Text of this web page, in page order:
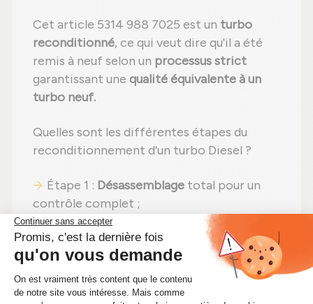
Cet article 5314 988 7025 est un turbo
reconditionné, ce qui veut dire qu'il a été
remis à neuf selon un processus strict
garantissant une qualité équivalente à un
turbo neuf.
Quelles sont les différentes étapes du
reconditionnement d'un turbo Diesel ?
Étape 1 : Désassemblage total pour un
contrôle complet ;
Étape 2 :Nettoyage minutieux
éliminer toute impureté ;
Étape 3 :Contrôle détaillé
de tous les
composants ;
Étape 4 :Remplacement des pièces